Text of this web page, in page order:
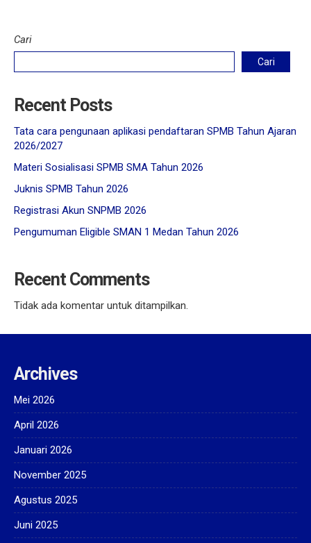
Cari
Cari
Recent Posts
Tata cara pengunaan aplikasi pendaftaran SPMB Tahun Ajaran
2026/2027
Materi Sosialisasi SPMB SMA Tahun 2026
Juknis SPMB Tahun 2026
Registrasi Akun SNPMB 2026
Pengumuman Eligible SMAN 1 Medan Tahun 2026
Recent Comments
Tidak ada komentar untuk ditampilkan.
Archives
Mei 2026
April 2026
Januari 2026
November 2025
Agustus 2025
Juni 2025